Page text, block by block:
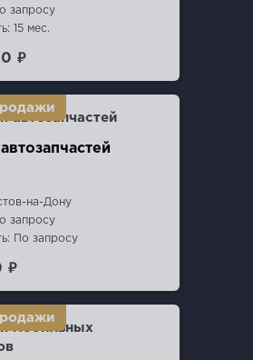
запросу
15 мес.
₽
на-Дону
запросу
По запросу
₽